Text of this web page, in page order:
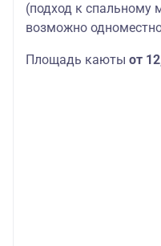
(подход к спальному
возможно
Площадь каюты от